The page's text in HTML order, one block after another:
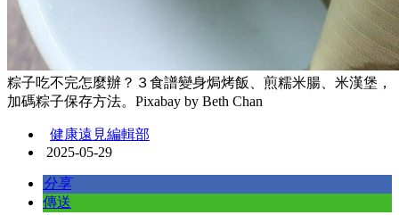
粽子吃不完怎麼辦？３食譜變身焗烤飯、煎糯米腸、米漢堡，
加碼粽子保存方法。Pixabay by Beth Chan
健康遠見編輯部
2025-05-29
分享
傳送